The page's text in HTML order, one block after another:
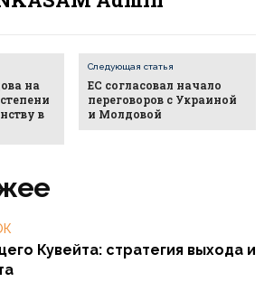
Кувейта: стратегия выхода и
на
в
Следующая статья
ЕС согласовал начало
переговоров с Украиной
и Молдовой